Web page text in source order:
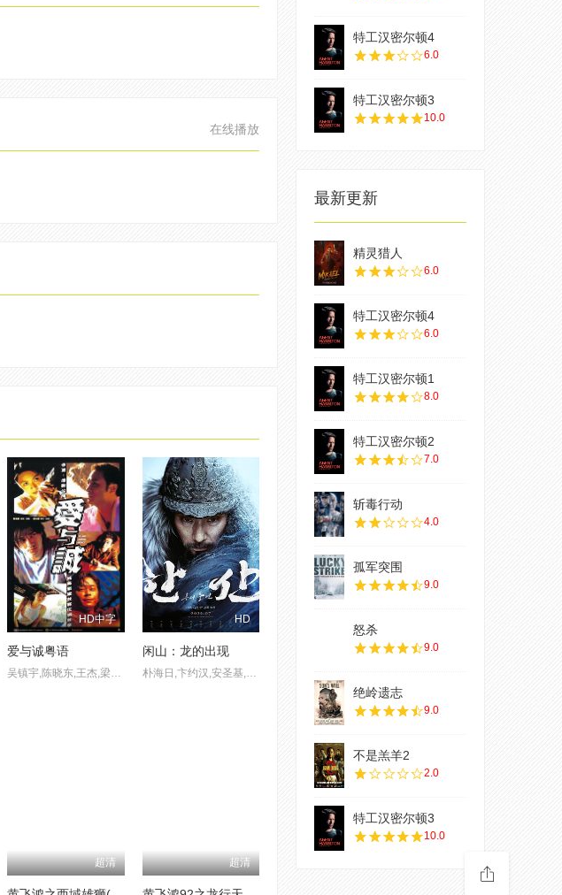
在线播放
HD中字
爱与诚粤语
吴镇宇,陈晓东,王杰,梁咏琪,吴佩慈,李灿森,林雅诗,陈耀明,李尚义
HD
闲山：龙的出现
朴海日,卞约汉,安圣基,孙贤周,金成圭,金成均,金香起,玉泽演,孔明,朴智焕
超清 超清
特工汉密尔顿4
6.0
特工汉密尔顿3
10.0
最新更新
精灵猎人
6.0
特工汉密尔顿4
6.0
特工汉密尔顿1
8.0
特工汉密尔顿2
7.0
斩毒行动
4.0
孤军突围
9.0
怒杀
9.0
绝岭遗志
9.0
不是羔羊2
2.0
特工汉密尔顿3
10.0